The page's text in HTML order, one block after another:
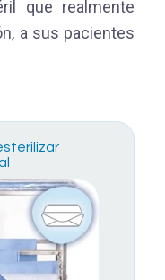
que realmente
a sus pacientes